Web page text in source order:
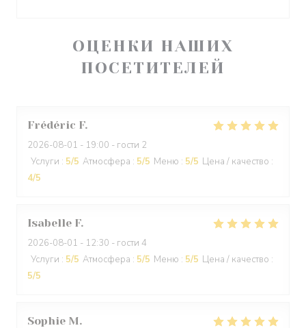
ОЦЕНКИ НАШИХ
ПОСЕТИТЕЛЕЙ
Frédéric F
2026-08-01 - 19:00 - гости 2
Услуги : 5/5 Атмосфера : 5/5 Меню : 5/5 Цена / качество :
4/5
Isabelle F
2026-08-01 - 12:30 - гости 4
Услуги : 5/5 Атмосфера : 5/5 Меню : 5/5 Цена / качество :
5/5
Sophie M